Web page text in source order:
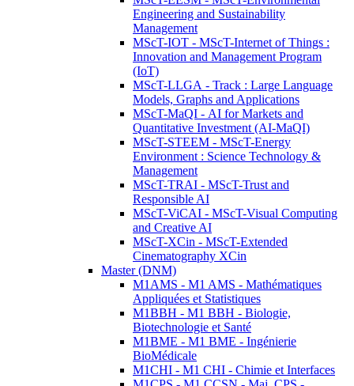
Engineering and Sustainability
Management
MScT-IOT - MScT-Internet of Things :
Innovation and Management Program
(IoT)
MScT-LLGA - Track : Large Language
Models, Graphs and Applications
MScT-MaQI - AI for Markets and
Quantitative Investment (AI-MaQI)
MScT-STEEM - MScT-Energy
Environment : Science Technology &
Management
MScT-TRAI - MScT-Trust and
Responsible AI
MScT-ViCAI - MScT-Visual Computing
and Creative AI
MScT-XCin - MScT-Extended
Cinematography XCin
Master (DNM)
M1AMS - M1 AMS - Mathématiques
Appliquées et Statistiques
M1BBH - M1 BBH - Biologie,
Biotechnologie et Santé
M1BME - M1 BME - Ingénierie
BioMédicale
M1CHI - M1 CHI - Chimie et Interfaces